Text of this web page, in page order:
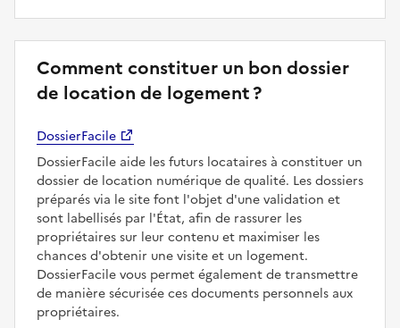
Comment constituer un bon dossier
de location de logement ?
DossierFacile
DossierFacile aide les futurs locataires à constituer un
dossier de location numérique de qualité. Les dossiers
préparés via le site font l'objet d'une validation et
sont labellisés par l'État, afin de rassurer les
propriétaires sur leur contenu et maximiser les
chances d'obtenir une visite et un logement.
DossierFacile vous permet également de transmettre
de manière sécurisée ces documents personnels aux
propriétaires.